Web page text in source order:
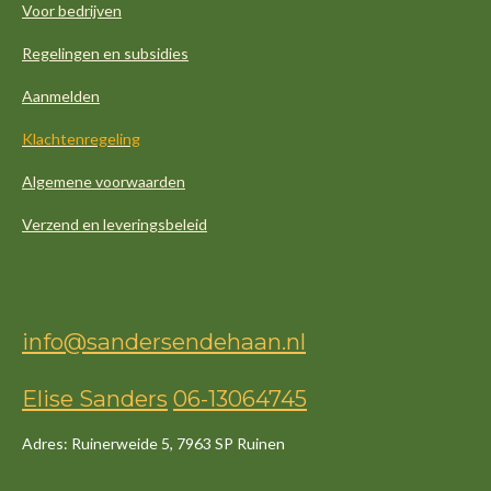
Voor bedrijven
Regelingen en subsidies
Aanmelden
Klachtenregeling
Algemene voorwaarden
Verzend en leveringsbeleid
info@sandersendehaan.nl
Elise Sanders 06-13064745
Adres: Ruinerweide 5, 7963 SP Ruinen